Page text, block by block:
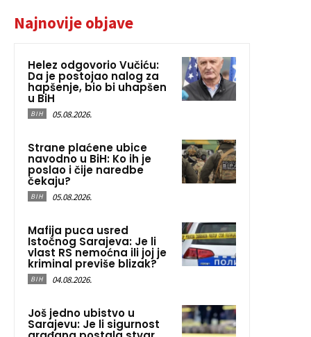
Najnovije objave
Helez odgovorio Vučiću:
Da je postojao nalog za
hapšenje, bio bi uhapšen
u BiH
BIH 05.08.2026.
Strane plaćene ubice
navodno u BiH: Ko ih je
poslao i čije naredbe
čekaju?
BIH 05.08.2026.
Mafija puca usred
Istočnog Sarajeva: Je li
vlast RS nemoćna ili joj je
kriminal previše blizak?
BIH 04.08.2026.
Još jedno ubistvo u
Sarajevu: Je li sigurnost